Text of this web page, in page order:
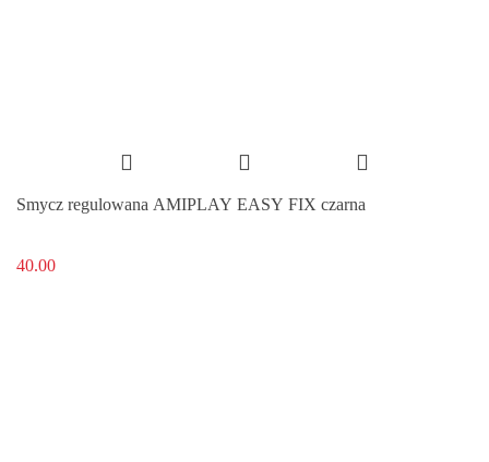
Smycz regulowana AMIPLAY EASY FIX czarna
40.00